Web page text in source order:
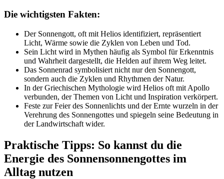
Die wichtigsten Fakten:
Der Sonnengott, oft mit Helios identifiziert, repräsentiert
⁣Licht, Wärme sowie die Zyklen von Leben und Tod.
Sein Licht wird ⁢in Mythen⁤ häufig ‌als Symbol für ​Erkenntnis
und Wahrheit ​dargestellt, die‌ Helden auf ihrem Weg leitet.
Das Sonnenrad‌ symbolisiert nicht nur ⁣den Sonnengott,
sondern auch ‍die Zyklen und Rhythmen der Natur.
In der ‌Griechischen Mythologie wird ‍Helios oft mit Apollo
verbunden, der⁢ Themen von Licht und Inspiration verkörpert.
Feste zur ⁢Feier ‍des Sonnenlichts ​und der Ernte wurzeln‍ in der
Verehrung des⁣ Sonnengottes‍ und spiegeln⁢ seine ‍Bedeutung in⁢
der Landwirtschaft wider.
Praktische ​Tipps: So ‌kannst du ⁣die
Energie des Sonnensonnengottes im
Alltag‍ nutzen